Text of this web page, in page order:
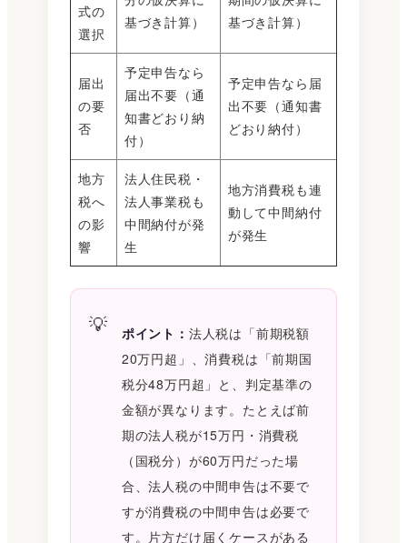
式の
選択
基づき計算）
基づき計算）
届出
の要
否
予定申告なら
届出不要（通
知書どおり納
付）
予定申告なら届
出不要（通知書
どおり納付）
地方
税へ
の影
響
法人住民税・
法人事業税も
中間納付が発
生
地方消費税も連
動して中間納付
が発生
ポイント： 法人税は「前期税額
20万円超」、消費税は「前期国
税分48万円超」と、判定基準の
金額が異なります。たとえば前
期の法人税が15万円・消費税
（国税分）が60万円だった場
合、法人税の中間申告は不要で
すが消費税の中間申告は必要で
す。片方だけ届くケースがある